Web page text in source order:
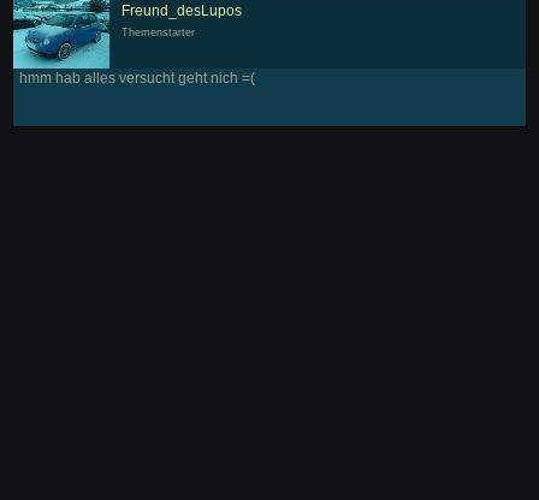
Freund_desLupos
Themenstarter
hmm hab alles versucht geht nich =(